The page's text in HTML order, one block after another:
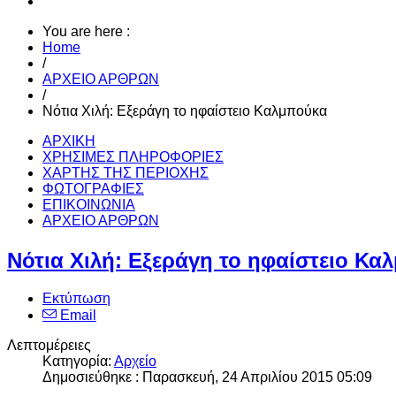
You are here :
Home
/
ΑΡΧΕΙΟ ΑΡΘΡΩΝ
/
Νότια Χιλή: Εξεράγη το ηφαίστειο Καλμπούκα
ΑΡΧΙΚΗ
ΧΡΗΣΙΜΕΣ ΠΛΗΡΟΦΟΡΙΕΣ
ΧΑΡΤΗΣ ΤΗΣ ΠΕΡΙΟΧΗΣ
ΦΩΤΟΓΡΑΦΙΕΣ
ΕΠΙΚΟΙΝΩΝΙΑ
ΑΡΧΕΙΟ ΑΡΘΡΩΝ
Νότια Χιλή: Εξεράγη το ηφαίστειο
Εκτύπωση
Email
Λεπτομέρειες
Κατηγορία: Αρχείο
Δημοσιεύθηκε : Παρασκευή, 24 Απριλίου 2015 05:09